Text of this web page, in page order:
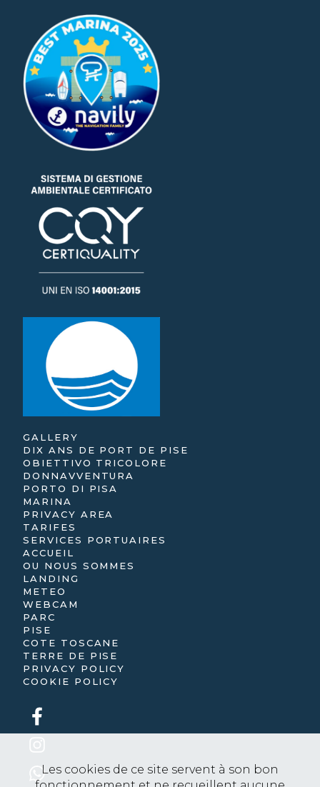
GALLERY
DIX ANS DE PORT DE PISE
OBIETTIVO TRICOLORE
DONNAVVENTURA
PORTO DI PISA
MARINA
PRIVACY AREA
TARIFES
SERVICES PORTUAIRES
ACCUEIL
OU NOUS SOMMES
LANDING
METEO
WEBCAM
PARC
PISE
COTE TOSCANE
TERRE DE PISE
PRIVACY POLICY
COOKIE POLICY
Les cookies de ce site servent à son bon